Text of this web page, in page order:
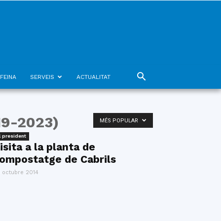
SERVEIS ACTUALITAT
2023) MÉS POPULAR
president
a la planta de
de Cabrils
octubre 2014